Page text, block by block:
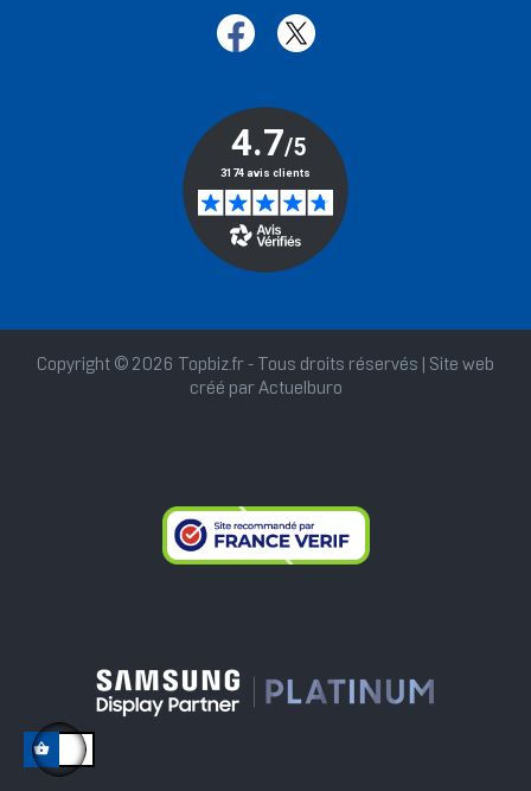
Copyright © 2026 Topbiz.fr - Tous droits réservés | Site web
créé par Actuelburo